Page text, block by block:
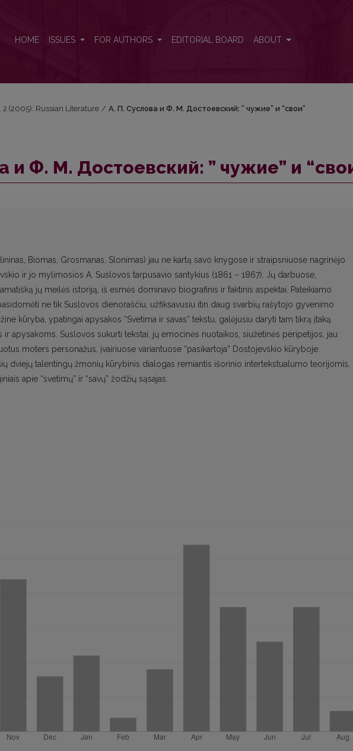
HOME ISSUES FOR AUTHORS EDITORIAL BOARD ABOUT
2 (2005): Russian Literature / А. П. Суслова и Ф. М. Достоевский: ” чужие” и “свои”
и Ф. М. Достоевский: ” чужие” и
Biomas, Grosmanas, Slonimas) jau ne kartą savo knygose ir straipsniuose nagrinėjo
ir jo mylimosios A. Suslovos tarpusavio santykius (1861 – 1867). Jų darbuose,
jų meilės istoriją, iš esmės dominavo biografinis ir faktinis aspektai. Pateikiamo
ne tik Suslovos dienoraščiu, užfiksavusiu itin daug svarbių rašytojo gyvenimo
kūryba, ypatingai apysakos “Svetima ir savas” tekstu, galėjusiu daryti tam tikrą įtaką
ir apysakoms. Suslovos sukurti tekstai, jų emocinės nuotaikos, siužetinės peripetijos, jau
moters personažus, įvairiuose variantuose “pasikartoja” Dostojevskio kūryboje.
dviejų talentingų žmonių kūrybinis dialogas remiantis išorinio intertekstualumo teorijomis,
apie “svetimų” ir “savų” žodžių sąsajas.